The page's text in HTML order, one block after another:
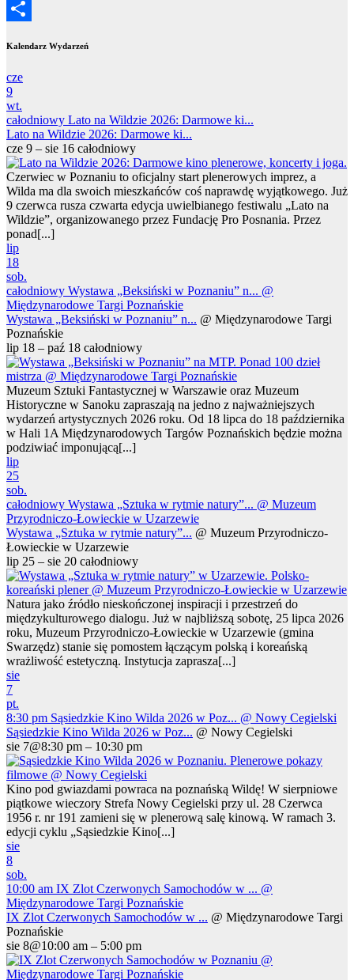
Email
Kalendarz Wydarzeń
cze
9
wt.
całodniowy Lato na Wildzie 2026: Darmowe ki...
Lato na Wildzie 2026: Darmowe ki...
cze 9 – sie 16 całodniowy
Czerwiec w Poznaniu to oficjalny start plenerowych imprez, a
Wilda ma dla swoich mieszkańców coś naprawdę wyjątkowego. Już
9 czerwca rusza czwarta edycja uwielbianego festiwalu „Lato na
Wildzie”, organizowanego przez Fundację Pro Posnania. Przez
ponad[...]
lip
18
sob.
całodniowy Wystawa „Beksiński w Poznaniu” n... @
Międzynarodowe Targi Poznańskie
Wystawa „Beksiński w Poznaniu” n... @ Międzynarodowe Targi
Poznańskie
lip 18 – paź 18 całodniowy
Muzeum Sztuki Fantastycznej w Warszawie oraz Muzeum
Historyczne w Sanoku zapraszają na jedno z najważniejszych
wydarzeń artystycznych 2026 roku. Od 18 lipca do 18 października
w Hali 1A Międzynarodowych Targów Poznańskich będzie można
podziwiać imponującą[...]
lip
25
sob.
całodniowy Wystawa „Sztuka w rytmie natury”... @ Muzeum
Przyrodniczo-Łowieckie w Uzarzewie
Wystawa „Sztuka w rytmie natury”... @ Muzeum Przyrodniczo-
Łowieckie w Uzarzewie
lip 25 – sie 20 całodniowy
Natura jako źródło nieskończonej inspiracji i przestrzeń do
międzykulturowego dialogu. Już w najbliższą sobotę, 25 lipca 2026
roku, Muzeum Przyrodniczo-Łowieckie w Uzarzewie (gmina
Swarzędz) stanie się pomostem łączącym polską i koreańską
wrażliwość estetyczną. Instytucja zaprasza[...]
sie
7
pt.
8:30 pm Sąsiedzkie Kino Wilda 2026 w Poz... @ Nowy Cegielski
Sąsiedzkie Kino Wilda 2026 w Poz... @ Nowy Cegielski
sie 7@8:30 pm – 10:30 pm
Kino pod gwiazdami powraca na poznańską Wildę! W sierpniowe
piątkowe wieczory Strefa Nowy Cegielski przy ul. 28 Czerwca
1956 r. nr 191 zamieni się w plenerową salę kinową. W ramach 3.
edycji cyklu „Sąsiedzkie Kino[...]
sie
8
sob.
10:00 am IX Zlot Czerwonych Samochodów w ... @
Międzynarodowe Targi Poznańskie
IX Zlot Czerwonych Samochodów w ... @ Międzynarodowe Targi
Poznańskie
sie 8@10:00 am – 5:00 pm